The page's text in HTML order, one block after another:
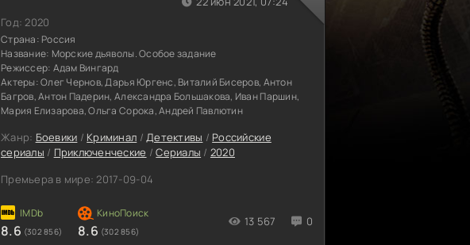
Год:2020
Страна: Россия
Название: Морские дьяволы. Особое задание
Режиссер: Адам Вингард
Актеры:Олег Чернов, Дарья Юргенс, Виталий Бисеров, Антон
Багров, Антон Падерин, Александра Большакова, Иван Паршин,
Мария Елизарова, Ольга Сорока, Андрей Павлютин
Жанр: Боевики / Криминал /Детективы / Российские
сериалы / Приключенческие /Сериалы / 2020
Премьера в мире: 2017-09-04
8.6 (302 856) 8.6 (302 856)
13 567 0